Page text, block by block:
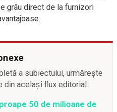
grâu direct de la furnizori
a subiectului, urmărește
din același flux editorial.
50 de milioane de